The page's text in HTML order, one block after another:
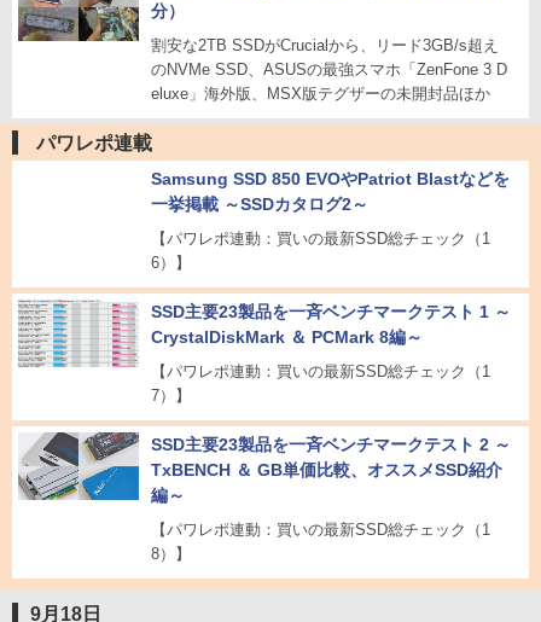
分）
割安な2TB SSDがCrucialから、リード3GB/s超え
のNVMe SSD、ASUSの最強スマホ「ZenFone 3 D
eluxe」海外版、MSX版テグザーの未開封品ほか
パワレポ連載
Samsung SSD 850 EVOやPatriot Blastなどを
一挙掲載 ～SSDカタログ2～
【パワレポ連動：買いの最新SSD総チェック（1
6）】
SSD主要23製品を一斉ベンチマークテスト 1 ～
CrystalDiskMark ＆ PCMark 8編～
【パワレポ連動：買いの最新SSD総チェック（1
7）】
SSD主要23製品を一斉ベンチマークテスト 2 ～
TxBENCH ＆ GB単価比較、オススメSSD紹介
編～
【パワレポ連動：買いの最新SSD総チェック（1
8）】
9月18日